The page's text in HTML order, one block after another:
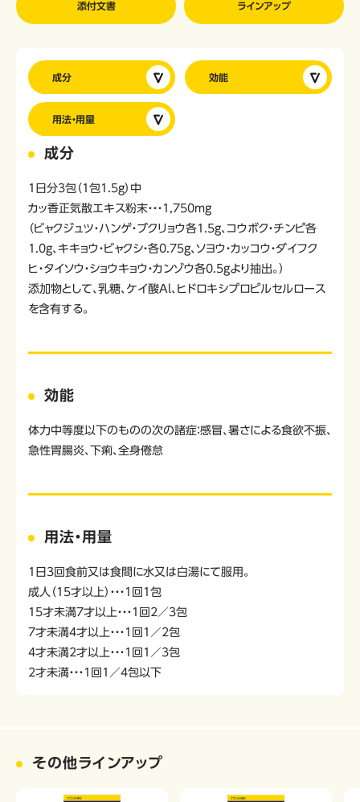
添付文書 ラインアップ
成分 効能
用法・用量
成分
1日分3包（1包1.5g）中
カッ香正気散エキス粉末・・・1,750mg
（ビャクジュツ・ハンゲ・ブクリョウ各1.5g、コウボク・チンピ各
1.0g、キキョウ・ビャクシ・各0.75g、ソヨウ・カッコウ・ダイフク
ヒ・タイソウ・ショウキョウ・カンゾウ各0.5gより抽出。）
添加物として、乳糖、ケイ酸Al、ヒドロキシプロピルセルロース
を含有する。
効能
体力中等度以下のものの次の諸症：感冒、暑さによる食欲不振、
急性胃腸炎、下痢、全身倦怠
用法・用量
1日3回食前又は食間に水又は白湯にて服用。
成人（15才以上）・・・1回1包
15才未満7才以上・・・1回2／3包
7才未満4才以上・・・1回1／2包
4才未満2才以上・・・1回1／3包
2才未満・・・1回1／4包以下
その他ラインアップ